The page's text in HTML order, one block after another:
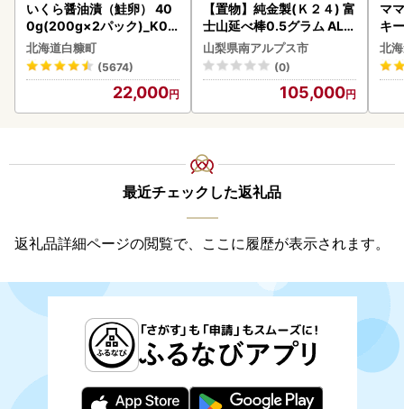
いくら醤油漬（鮭卵） 40
0g(200g×2パック)_K02
2-1676
北海道白糠町
(5674)
22,000
【置物】純金製(Ｋ２４) 富
士山延べ棒0.5グラム ALP
BK181
山梨県南アルプス市
(0)
105,000
マ
キ
ズ
0
北
最近チェックした返礼品
返礼品詳細ページの閲覧で、ここに履歴が表示されます。